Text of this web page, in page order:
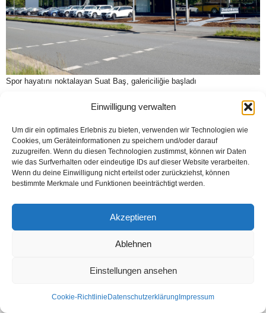
Einwilligung verwalten
Um dir ein optimales Erlebnis zu bieten, verwenden wir Technologien wie
Cookies, um Geräteinformationen zu speichern und/oder darauf
zuzugreifen. Wenn du diesen Technologien zustimmst, können wir Daten
wie das Surfverhalten oder eindeutige IDs auf dieser Website verarbeiten.
Wenn du deine Einwilligung nicht erteilst oder zurückziehst, können
bestimmte Merkmale und Funktionen beeinträchtigt werden.
Akzeptieren
Ablehnen
Einstellungen ansehen
Cookie-Richtlinie Datenschutzerklärung Impressum
Spor hayatını noktalayan Suat Baş, galericiliğie başladı
Kontakt Datenschutzerklärung
Impressum
© Öztürk Gazetesi 1986 – 2026